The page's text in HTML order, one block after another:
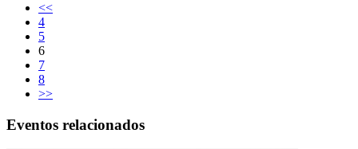
<<
4
5
6
7
8
>>
Eventos relacionados